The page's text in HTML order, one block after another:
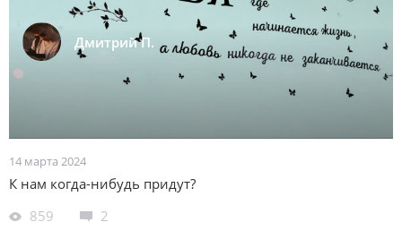
Дмитрий П.
14 марта 2024
К нам когда-нибудь придут?
859
2